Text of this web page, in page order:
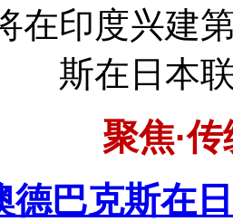
聚焦·传
德巴克斯在